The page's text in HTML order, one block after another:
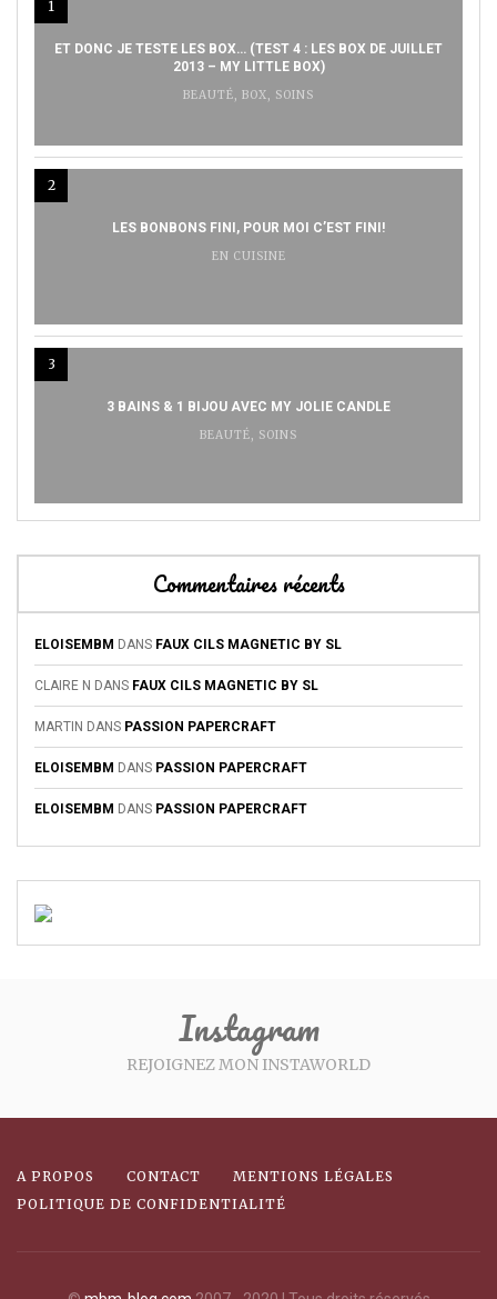
1
ET DONC JE TESTE LES BOX… (TEST 4 : LES BOX DE JUILLET
2013 – MY LITTLE BOX)
BEAUTÉ, BOX, SOINS
2
LES BONBONS FINI, POUR MOI C’EST FINI!
EN CUISINE
3
3 BAINS & 1 BIJOU AVEC MY JOLIE CANDLE
BEAUTÉ, SOINS
Commentaires récents
ELOISEMBM DANS FAUX CILS MAGNETIC BY SL
CLAIRE N DANS FAUX CILS MAGNETIC BY SL
MARTIN DANS PASSION PAPERCRAFT
ELOISEMBM DANS PASSION PAPERCRAFT
ELOISEMBM DANS PASSION PAPERCRAFT
Instagram
REJOIGNEZ MON INSTAWORLD
A PROPOS CONTACT
MENTIONS LÉGALES
POLITIQUE DE CONFIDENTIALITÉ